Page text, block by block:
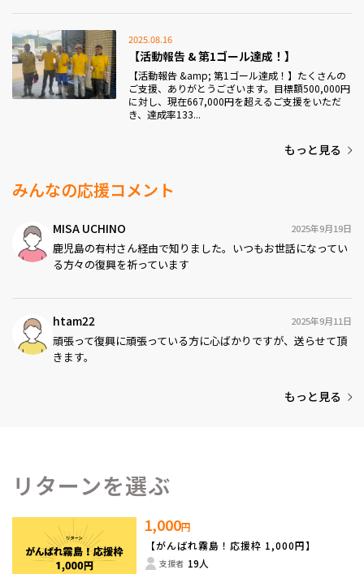
2025.08.16
【活動報告 & 第1ゴール達成！】
【活動報告 &amp; 第1ゴール達成！】たくさんの
ご支援、ありがとうございます。目標額500,000円
に対し、現在667,000円を超えるご支援をいただ
き、達成率133...
もっと見る
みんなの応援コメント
MISA UCHINO 2025年9月19日
鹿児島の有村さん経由で知りました。いつもお世話になってい
る方々の復興を祈っています
htam22 2025年9月11日
頑張って復興に頑張っている方に心ばかりですが、送らせて頂
きます。
もっと見る
リターンを選ぶ
1,000円
【がんばれ霧島！応援枠 1,000円】
支援者 19人